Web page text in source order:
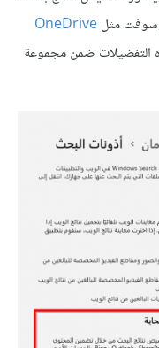
مثلOneDrive
التفضيلات ضمن مجموعة